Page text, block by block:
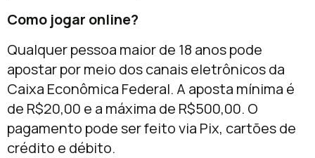
Como jogar online?
Qualquer pessoa maior de 18 anos pode
apostar por meio dos canais eletrônicos da
Caixa Econômica Federal. A aposta mínima é
de R$20,00 e a máxima de R$500,00. O
pagamento pode ser feito via Pix, cartões de
crédito e débito.